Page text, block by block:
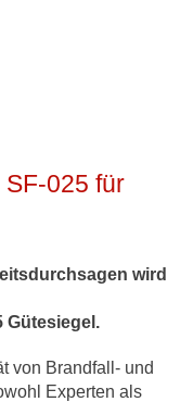
025 für
wird
Gütesiegel.
von Brandfall- und
Experten als